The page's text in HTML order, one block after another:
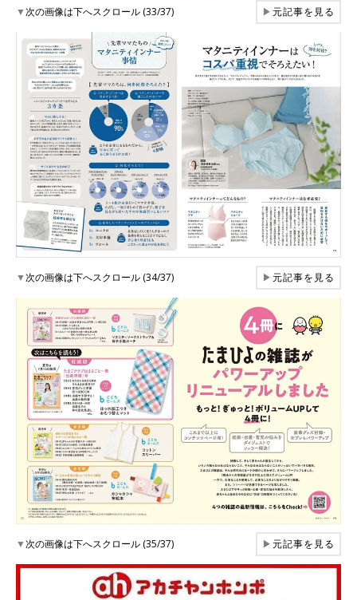
▼次の画像は下へスクロール (33/37) ▶元記事を見る
▼次の画像は下へスクロール (34/37) ▶元記事を見る
▼次の画像は下へスクロール (35/37) ▶元記事を見る